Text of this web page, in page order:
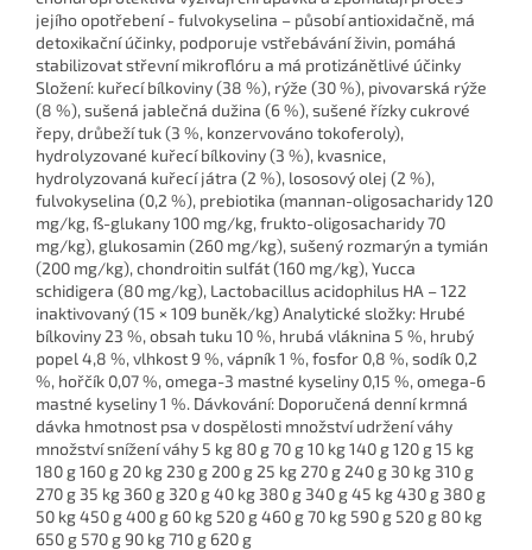
jejího opotřebení - fulvokyselina – působí antioxidačně, má
detoxikační účinky, podporuje vstřebávání živin, pomáhá
stabilizovat střevní mikroflóru a má protizánětlivé účinky
Složení: kuřecí bílkoviny (38 %), rýže (30 %), pivovarská rýže
(8 %), sušená jablečná dužina (6 %), sušené řízky cukrové
řepy, drůbeží tuk (3 %, konzervováno tokoferoly),
hydrolyzované kuřecí bílkoviny (3 %), kvasnice,
hydrolyzovaná kuřecí játra (2 %), lososový olej (2 %),
fulvokyselina (0,2 %), prebiotika (mannan-oligosacharidy 120
mg/kg, ß-glukany 100 mg/kg, frukto-oligosacharidy 70
mg/kg), glukosamin (260 mg/kg), sušený rozmarýn a tymián
(200 mg/kg), chondroitin sulfát (160 mg/kg), Yucca
schidigera (80 mg/kg), Lactobacillus acidophilus HA – 122
inaktivovaný (15 × 109 buněk/kg) Analytické složky: Hrubé
bílkoviny 23 %, obsah tuku 10 %, hrubá vláknina 5 %, hrubý
popel 4,8 %, vlhkost 9 %, vápník 1 %, fosfor 0,8 %, sodík 0,2
%, hořčík 0,07 %, omega-3 mastné kyseliny 0,15 %, omega-6
mastné kyseliny 1 %. Dávkování: Doporučená denní krmná
dávka hmotnost psa v dospělosti množství udržení váhy
množství snížení váhy 5 kg 80 g 70 g 10 kg 140 g 120 g 15 kg
180 g 160 g 20 kg 230 g 200 g 25 kg 270 g 240 g 30 kg 310 g
270 g 35 kg 360 g 320 g 40 kg 380 g 340 g 45 kg 430 g 380 g
50 kg 450 g 400 g 60 kg 520 g 460 g 70 kg 590 g 520 g 80 kg
650 g 570 g 90 kg 710 g 620 g